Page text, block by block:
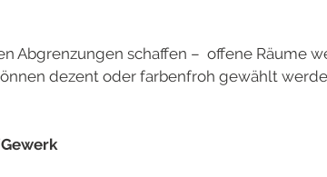
Abgrenzungen schaffen – offene Räume
dezent oder farbenfroh gewählt